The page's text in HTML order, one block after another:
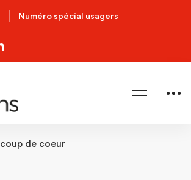
Numéro spécial usagers
coup de coeur